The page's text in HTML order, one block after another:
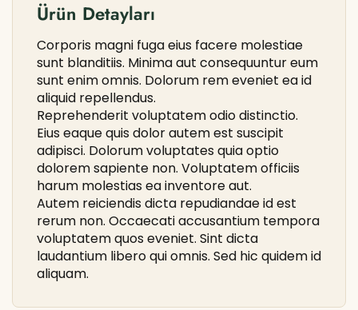
Ürün Detayları
Corporis magni fuga eius facere molestiae
sunt blanditiis. Minima aut consequuntur eum
sunt enim omnis. Dolorum rem eveniet ea id
aliquid repellendus.
Reprehenderit voluptatem odio distinctio.
Eius eaque quis dolor autem est suscipit
adipisci. Dolorum voluptates quia optio
dolorem sapiente non. Voluptatem officiis
harum molestias ea inventore aut.
Autem reiciendis dicta repudiandae id est
rerum non. Occaecati accusantium tempora
voluptatem quos eveniet. Sint dicta
laudantium libero qui omnis. Sed hic quidem id
aliquam.